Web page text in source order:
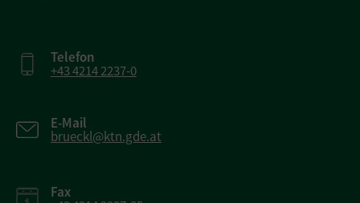
Telefon
+43 4214 2237-0
E-Mail
brueckl@ktn.gde.at
Fax